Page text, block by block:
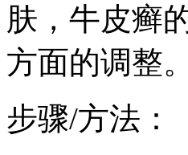
肤，牛皮癣
方面的调整。
步骤/方法：